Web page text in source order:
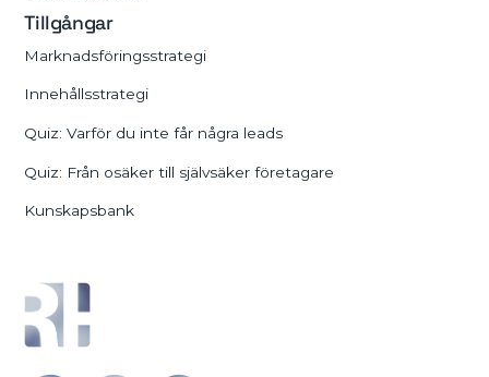
Tillgångar
Marknadsföringsstrategi
Innehållsstrategi
Quiz: Varför du inte får några leads
Quiz: Från osäker till självsäker företagare
Kunskapsbank